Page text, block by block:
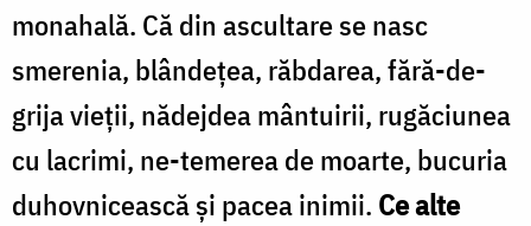
monahală. Că din ascultare se nasc
smerenia, blândeţea, răbdarea, fără-de-
grija vieţii, nădejdea mântuirii, rugăciunea
cu lacrimi, ne-temerea de moarte, bucuria
duhovnicească şi pacea inimii. Ce alte